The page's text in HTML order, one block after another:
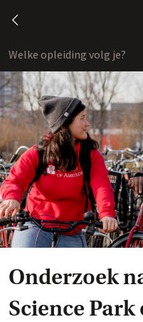
chevron-left
Welke opleiding volg je?
Onderzoek
Science